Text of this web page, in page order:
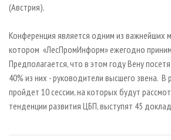
БИОЭНЕРГЕТИКА
ЦБП
ИНСТРУМЕНТ И МАТЕРИАЛЫ
RUSSIAN FORESTRY REVIEW
ГАЗЕТА ЛЕСПРОМФОРУМ
БИБЛИОТЕКА СПЕЦИАЛИСТА
(Австрия).
Конференция является одним из важнейших
котором «ЛесПромИнформ» ежегодно
Предполагается, что в этом году Вену
40% из них - руководители высшего звена. В
пройдет 10 сессии, на которых будут
тенденции развития ЦБП, выступят 45